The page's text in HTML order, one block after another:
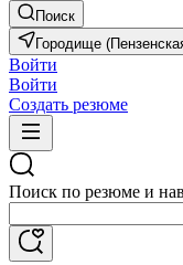
Поиск
Городище
Войти
Войти
Создать резюме
Поиск по резюме и